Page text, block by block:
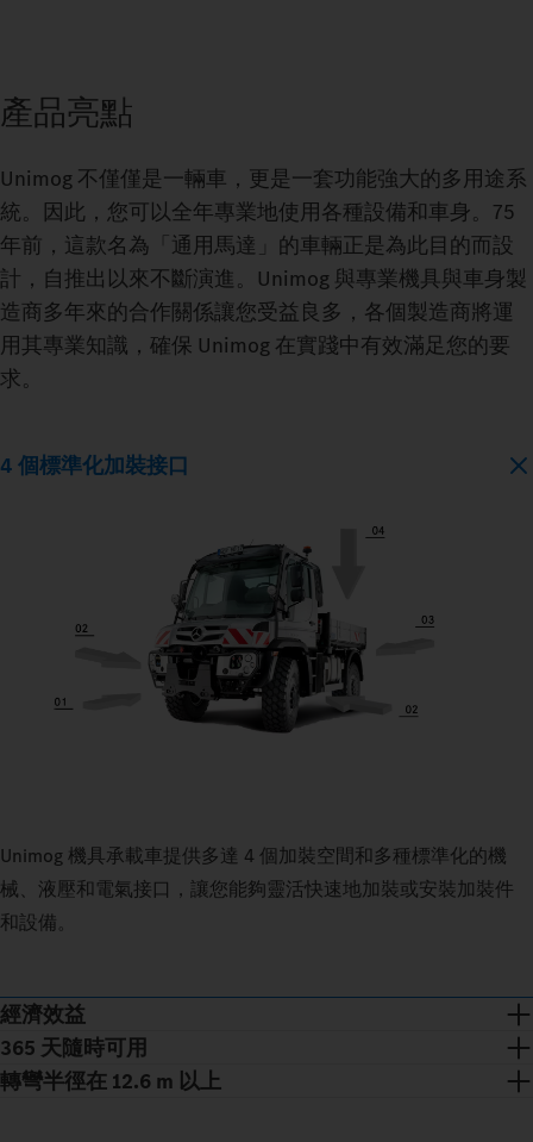
產品亮點
Unimog 不僅僅是一輛車，更是一套功能強大的多用途系
統。因此，您可以全年專業地使用各種設備和車身。75
年前，這款名為「通用馬達」的車輛正是為此目的而設
計，自推出以來不斷演進。Unimog 與專業機具與車身製
造商多年來的合作關係讓您受益良多，各個製造商將運
用其專業知識，確保 Unimog 在實踐中有效滿足您的要
求。
4 個標準化加裝接口
Unimog 機具承載車提供多達 4 個加裝空間和多種標準化的機
械、液壓和電氣接口，讓您能夠靈活快速地加裝或安裝加裝件
和設備。
經濟效益
365 天隨時可用
轉彎半徑在 12.6 m 以上